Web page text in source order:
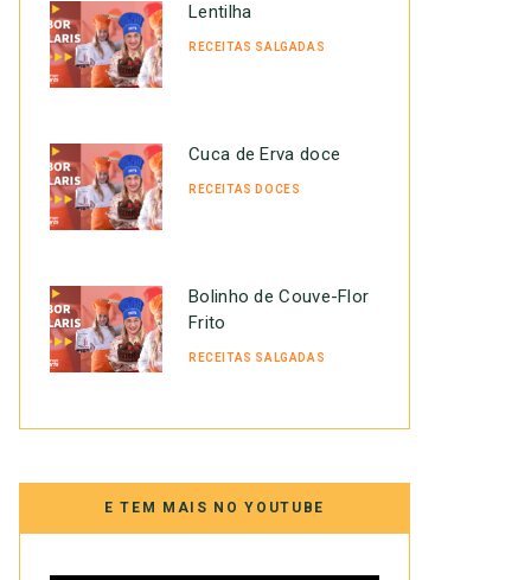
Lentilha
RECEITAS SALGADAS
Cuca de Erva doce
RECEITAS DOCES
Bolinho de Couve-Flor
Frito
RECEITAS SALGADAS
E TEM MAIS NO YOUTUBE